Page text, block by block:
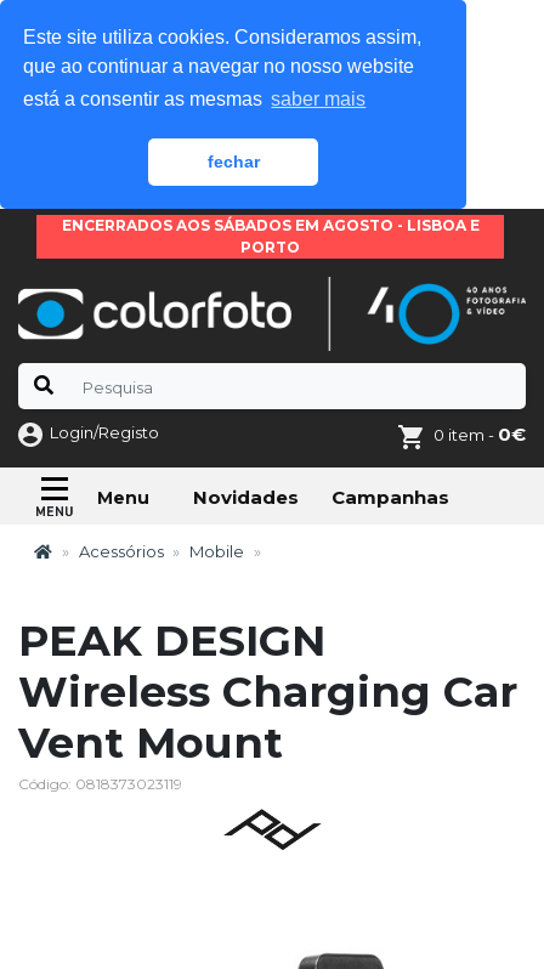
Este site utiliza cookies. Consideramos assim,
que ao continuar a navegar no nosso website
está a consentir as mesmas saber mais
fechar
ENCERRADOS AOS SÁBADOS EM AGOSTO - LISBOA E
PORTO
Login/Registo 0 item - 0€
Menu Novidades Campanhas
Acessórios Mobile
PEAK DESIGN
Wireless Charging Car
Vent Mount
Código: 0818373023119